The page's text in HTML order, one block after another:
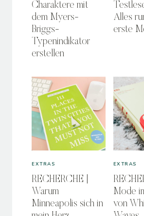
Charaktere mit
dem Myers-
Briggs-
Typenindikator
erstellen
Alles
erste
EXTRAS
RECHERCHE |
Warum
Minneapolis sich in
EXTRAS
Mode
von